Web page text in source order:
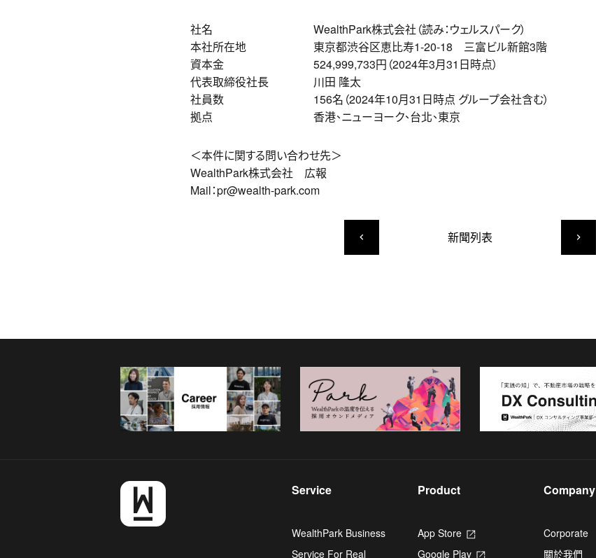
社名
WealthPark株式会社（読み：ウェルスパーク）
本社所在地
東京都渋谷区恵比寿1-20-18 三富ビル新館3階
資本金
524,999,733円（2024年3月31日時点）
代表取締役社長
川田 隆太
社員数
156名（2024年10月31日時点 グループ会社含む）
拠点
香港、ニューヨーク、台北、東京
＜本件に関する問い合わせ先＞
WealthPark株式会社 広報
Mail：pr@wealth-park.com
keyboard_arrow_left 新聞列表 keyboard_arrow_right
Service
WealthPark Business
Service For Real
Product
App Store
Google Play
Company
Corporate
關於我們